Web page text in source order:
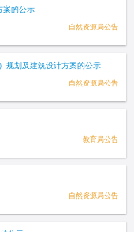
案的公示
自然资源局公告
规划及建筑设计方案的公示
自然资源局公告
教育局公告
自然资源局公告